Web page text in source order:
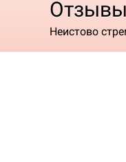
Отзывы
Неистово